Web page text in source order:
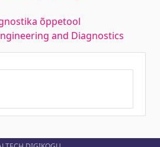
õppetool
and Diagnostics